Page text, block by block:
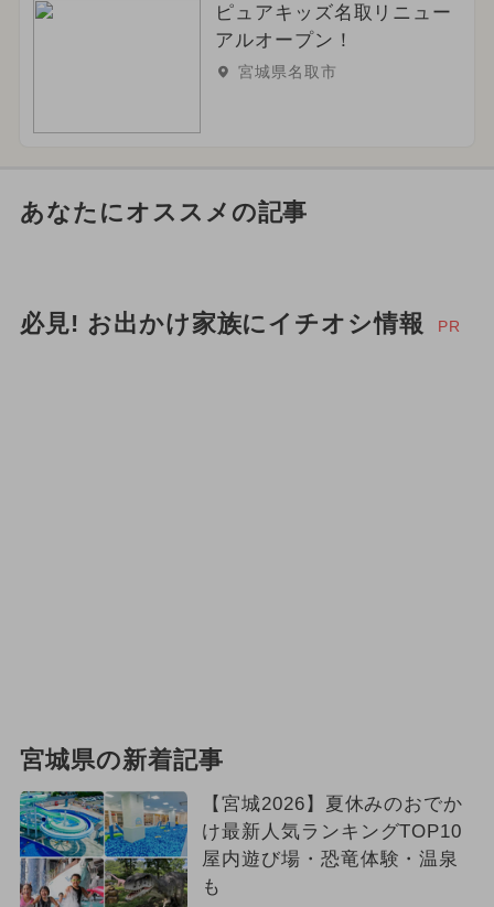
ピュアキッズ名取リニュー
アルオープン！
宮城県名取市
あなたにオススメの記事
必見! お出かけ家族にイチオシ情報 PR
宮城県の新着記事
【宮城2026】夏休みのおでか
け最新人気ランキングTOP10
屋内遊び場・恐竜体験・温泉
も